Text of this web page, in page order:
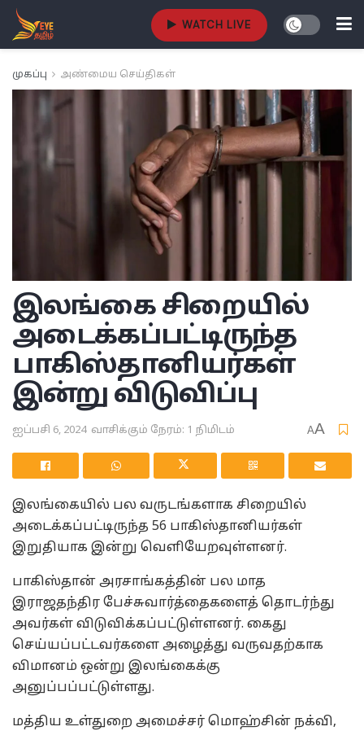
WATCH LIVE
முகப்பு அண்மைய செய்திகள்
இலங்கை சிறையில்
அடைக்கப்பட்டிருந்த
பாகிஸ்தானியர்கள்
இன்று விடுவிப்பு
ஐப்பசி 6, 2024 வாசிக்கும் நேரம்: 1 நிமிடம் AA
இலங்கையில் பல வருடங்களாக சிறையில்
அடைக்கப்பட்டிருந்த 56 பாகிஸ்தானியர்கள்
இறுதியாக இன்று வெளியேறவுள்ளனர்.
பாகிஸ்தான் அரசாங்கத்தின் பல மாத
இராஜதந்திர பேச்சுவார்த்தைகளைத் தொடர்ந்து
அவர்கள் விடுவிக்கப்பட்டுள்ளனர். கைது
செய்யப்பட்டவர்களை அழைத்து வருவதற்காக
விமானம் ஒன்று இலங்கைக்கு
அனுப்பப்பட்டுள்ளது.
மத்திய உள்துறை அமைச்சர் மொஹ்சின் நக்வி,